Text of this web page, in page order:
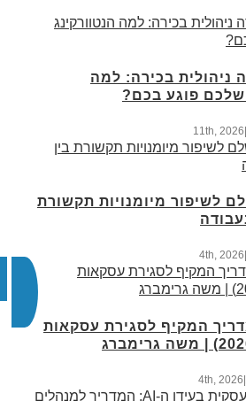
ניהולית בכירה: למה
שלכם פוגע בכם?
|
לשיפור מיומנויות תקשורת
המקיף לסגירת עסקאות